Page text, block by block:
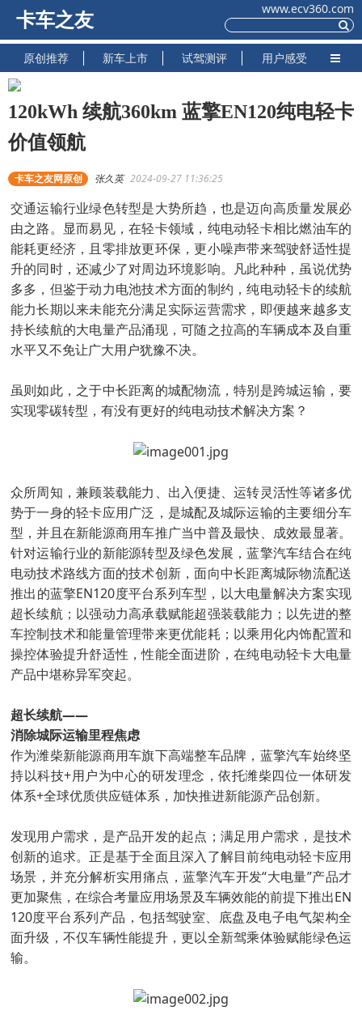
卡车之友
www.ecv360.com
原创推荐 新车上市 试驾测评 用户感受
120kWh 续航360km 蓝擎EN120纯电轻卡
价值领航
卡车之友网原创 张久英 2024-09-27 11:36:25
交通运输行业绿色转型是大势所趋，也是迈向高质量发展必
由之路。显而易见，在轻卡领域，纯电动轻卡相比燃油车的
能耗更经济，且零排放更环保，更小噪声带来驾驶舒适性提
升的同时，还减少了对周边环境影响。凡此种种，虽说优势
多多，但鉴于动力电池技术方面的制约，纯电动轻卡的续航
能力长期以来未能充分满足实际运营需求，即便越来越多支
持长续航的大电量产品涌现，可随之拉高的车辆成本及自重
水平又不免让广大用户犹豫不决。
虽则如此，之于中长距离的城配物流，特别是跨城运输，要
实现零碳转型，有没有更好的纯电动技术解决方案？
众所周知，兼顾装载能力、出入便捷、运转灵活性等诸多优
势于一身的轻卡应用广泛，是城配及城际运输的主要细分车
型，并且在新能源商用车推广当中普及最快、成效最显著。
针对运输行业的新能源转型及绿色发展，蓝擎汽车结合在纯
电动技术路线方面的技术创新，面向中长距离城际物流配送
推出的蓝擎EN120度平台系列车型，以大电量解决方案实现
超长续航；以强动力高承载赋能超强装载能力；以先进的整
车控制技术和能量管理带来更优能耗；以乘用化内饰配置和
操控体验提升舒适性，性能全面进阶，在纯电动轻卡大电量
产品中堪称异军突起。
超长续航——
消除城际运输里程焦虑
作为潍柴新能源商用车旗下高端整车品牌，蓝擎汽车始终坚
持以科技+用户为中心的研发理念，依托潍柴四位一体研发
体系+全球优质供应链体系，加快推进新能源产品创新。
发现用户需求，是产品开发的起点；满足用户需求，是技术
创新的追求。正是基于全面且深入了解目前纯电动轻卡应用
场景，并充分解析实用痛点，蓝擎汽车开发“大电量”产品才
更加聚焦，在综合考量应用场景及车辆效能的前提下推出EN
120度平台系列产品，包括驾驶室、底盘及电子电气架构全
面升级，不仅车辆性能提升，更以全新驾乘体验赋能绿色运
输。